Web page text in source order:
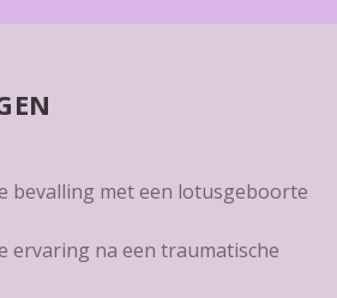
bevalling met een lotusgeboorte
ervaring na een traumatische